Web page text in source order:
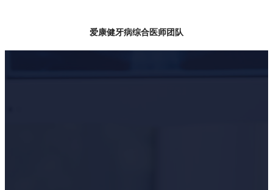
爱康健牙病综合医师团队